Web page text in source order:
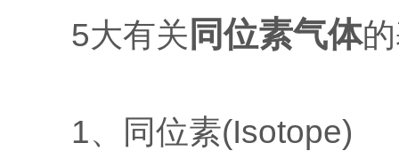
5大有关 同位素气体
1、同位素(Isotope)